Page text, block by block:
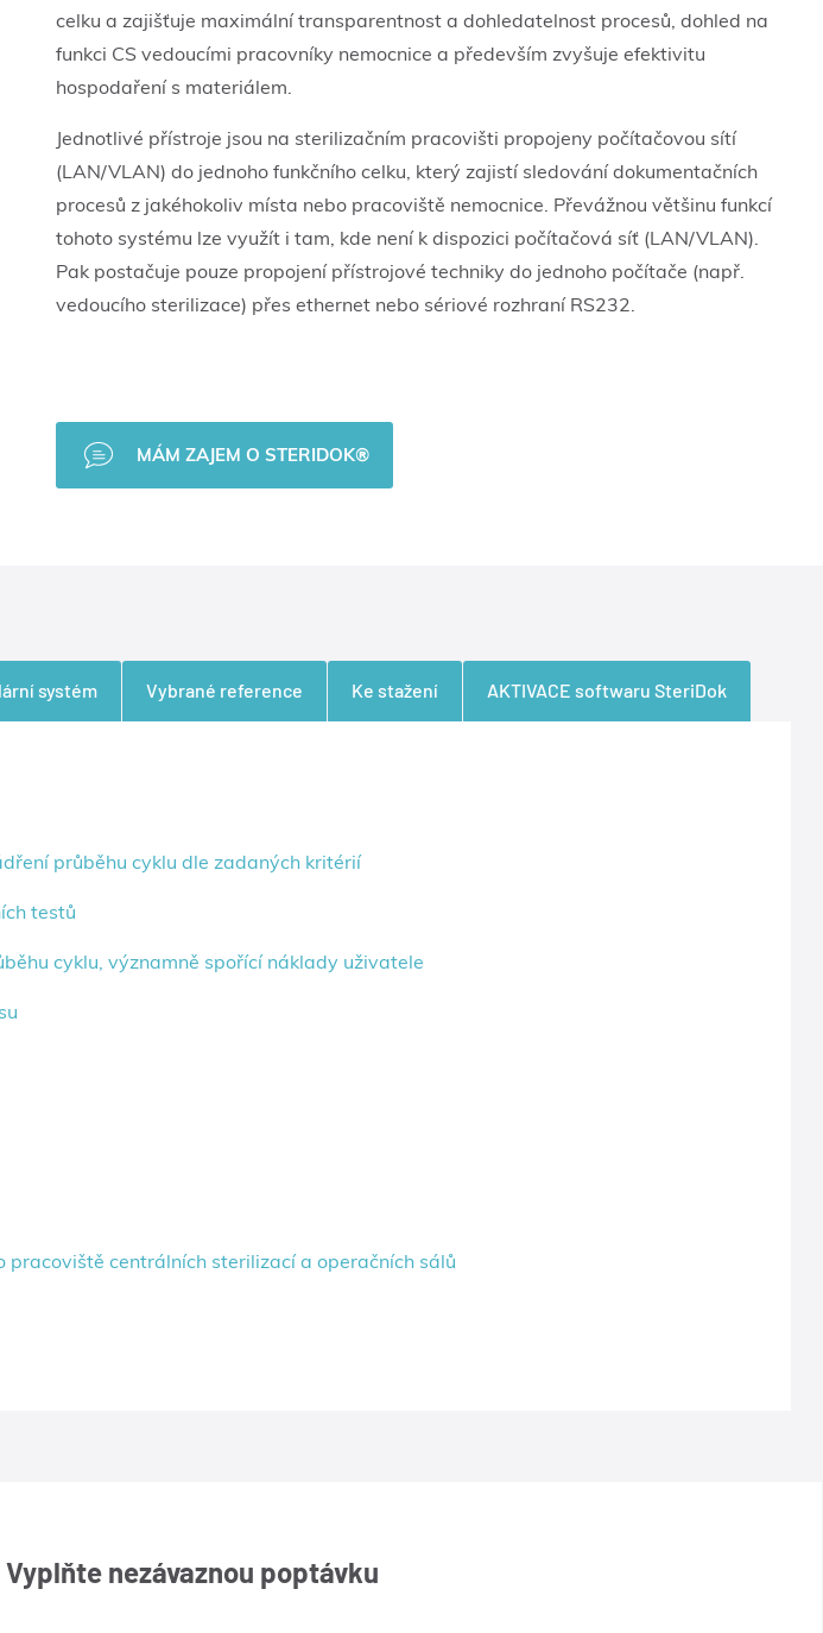
celku a zajišťuje maximální transparentnost a dohledatelnost procesů, dohled na
funkci CS vedoucími pracovníky nemocnice a především zvyšuje efektivitu
hospodaření s materiálem.
Jednotlivé přístroje jsou na sterilizačním pracovišti propojeny počítačovou sítí
(LAN/VLAN) do jednoho funkčního celku, který zajistí sledování dokumentačních
procesů z jakéhokoliv místa nebo pracoviště nemocnice. Převážnou většinu funkcí
tohoto systému lze využít i tam, kde není k dispozici počítačová síť (LAN/VLAN).
Pak postačuje pouze propojení přístrojové techniky do jednoho počítače (např.
vedoucího sterilizace) přes ethernet nebo sériové rozhraní RS232.
MÁM ZAJEM O STERIDOK®
průběhu cyklu dle zadaných kritérií
testů
cyklu, významně spořící náklady uživatele
pracoviště centrálních sterilizací a operačních sálů
systém Vybrané reference Ke stažení AKTIVACE softwaru SteriDok
Vyplňte nezávaznou poptávku